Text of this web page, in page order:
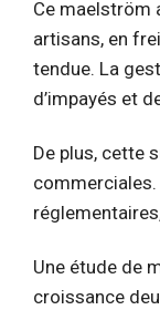
Ce maelström
artisans, en
tendue. La
d’impayés et
De plus, cette
Une étude de
croissance